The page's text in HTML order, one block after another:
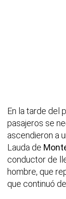
En la tarde del
pasajeros se
ascendieron a
Lauda de
conductor de
hombre, que
que continuó